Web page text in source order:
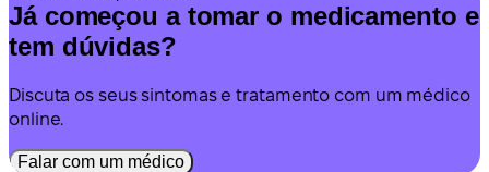
Já começou a tomar o medicamento e
tem dúvidas?
Discuta os seus sintomas e tratamento com um médico
online.
Falar com um médico